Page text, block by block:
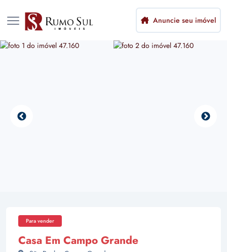
Anuncie seu imóvel
Para vender
Casa Em Campo Grande